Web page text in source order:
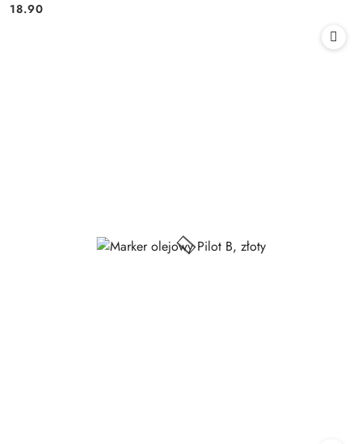
Cena:
Cena:
18.90